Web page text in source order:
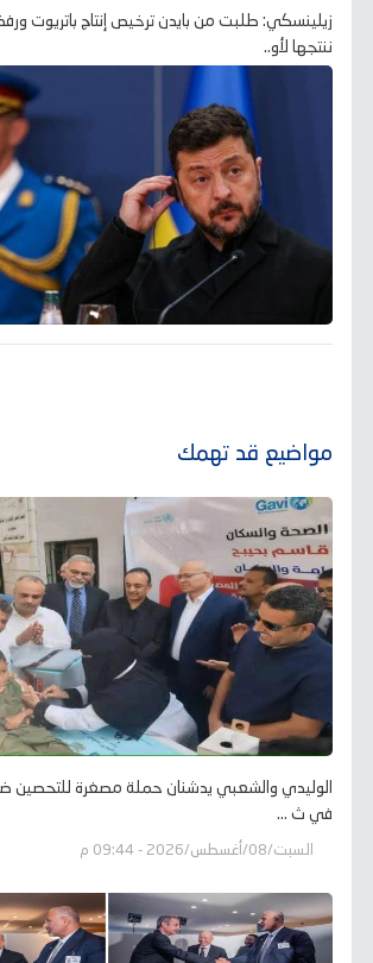
زيلينسكي: طلبت من بايدن ترخيص إنتاج باتريوت
ننتجها لأو..
مواضيع قد تهمك
الوليدي والشعبي يدشنان حملة مصغرة للتحصين
في ث ...
السبت/08/أغسطس/2026 - 09:44 م